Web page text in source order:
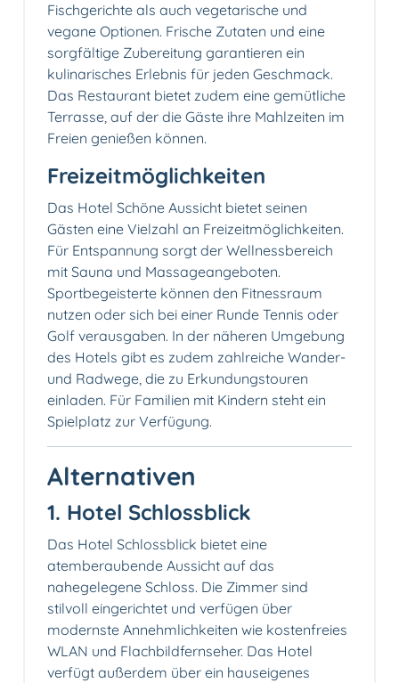
Fischgerichte als auch vegetarische und
vegane Optionen. Frische Zutaten und eine
sorgfältige Zubereitung garantieren ein
kulinarisches Erlebnis für jeden Geschmack.
Das Restaurant bietet zudem eine gemütliche
Terrasse, auf der die Gäste ihre Mahlzeiten im
Freien genießen können.
Freizeitmöglichkeiten
Das Hotel Schöne Aussicht bietet seinen
Gästen eine Vielzahl an Freizeitmöglichkeiten.
Für Entspannung sorgt der Wellnessbereich
mit Sauna und Massageangeboten.
Sportbegeisterte können den Fitnessraum
nutzen oder sich bei einer Runde Tennis oder
Golf verausgaben. In der näheren Umgebung
des Hotels gibt es zudem zahlreiche Wander-
und Radwege, die zu Erkundungstouren
einladen. Für Familien mit Kindern steht ein
Spielplatz zur Verfügung.
Alternativen
1. Hotel Schlossblick
Das Hotel Schlossblick bietet eine
atemberaubende Aussicht auf das
nahegelegene Schloss. Die Zimmer sind
stilvoll eingerichtet und verfügen über
modernste Annehmlichkeiten wie kostenfreies
WLAN und Flachbildfernseher. Das Hotel
verfügt außerdem über ein hauseigenes